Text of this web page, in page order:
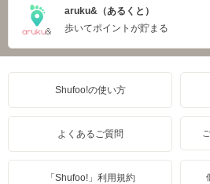
aruku&（あるくと）
歩いてポイントが貯まる
Shufoo!の使い方
よくあるご質問
「Shufoo!」利用規約